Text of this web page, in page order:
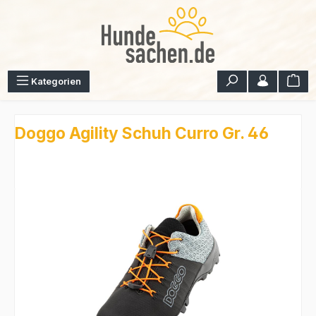
Kategorien
Doggo Agility Schuh Curro Gr. 46